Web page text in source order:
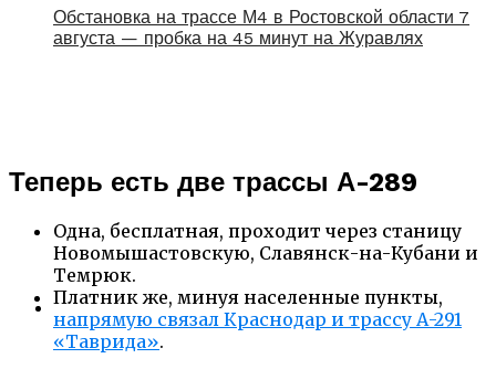
Теперь есть две трассы А-289
Одна, бесплатная, проходит через станицу
Новомышастовскую, Славянск-на-Кубани и
Темрюк.
Платник же, минуя населенные пункты,
напрямую связал Краснодар и трассу А-291
«Таврида».
Обстановка на трассе М4 в Ростовской области 7
августа — пробка на 45 минут на Журавлях